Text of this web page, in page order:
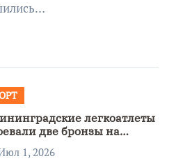
легкоатлеты
две бронзы на
России
1, 2026